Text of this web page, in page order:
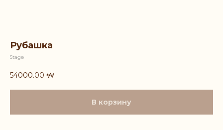
Рубашка
Stage
54000.00 ₩
В корзину